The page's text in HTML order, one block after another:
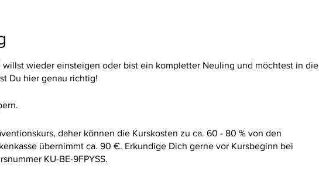
willst wieder einsteigen oder bist ein kompletter Neuling und möchtest in die
Du hier genau richtig!
daher können die Kurskosten zu ca. 60 - 80 % von den
übernimmt ca. 90 €. Erkundige Dich gerne vor Kursbeginn bei
KU-BE-9FPYSS.